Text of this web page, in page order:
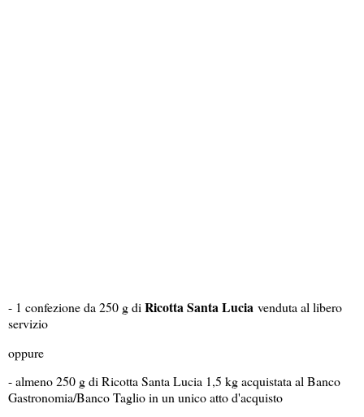
- 1 confezione da 250 g di Ricotta Santa Lucia venduta al libero
servizio
oppure
- almeno 250 g di Ricotta Santa Lucia 1,5 kg acquistata al Banco
Gastronomia/Banco Taglio in un unico atto d'acquisto